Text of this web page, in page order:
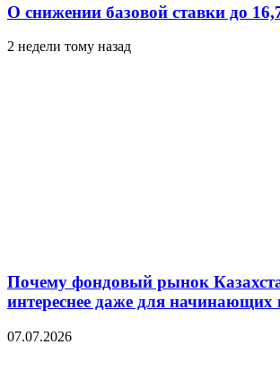
О снижении базовой ставки до
2 недели тому назад
Почему фондовый рынок
интереснее даже для начинающих
07.07.2026